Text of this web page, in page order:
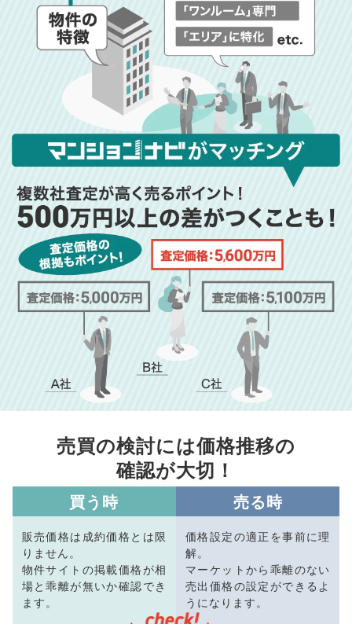
売買の検討には価格推移の
確認が大切！
買う時
販売価格は成約価格とは限
りません。
物件サイトの掲載価格が相
場と乖離が無いか確認でき
ます。
売る時
価格設定の適正を事前に理
解。
マーケットから乖離のない
売出価格の設定ができるよ
うになります。